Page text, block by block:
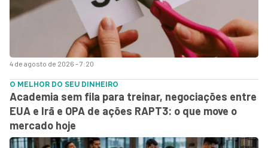
4 de agosto de 2026 - 7:20
O MELHOR DO SEU DINHEIRO
Academia sem fila para treinar, negociações entre
EUA e Irã e OPA de ações RAPT3: o que move o
mercado hoje